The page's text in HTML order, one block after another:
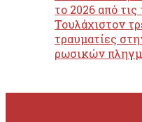
το 2026 από
Τουλάχιστον
τραυματίες
ρωσικών